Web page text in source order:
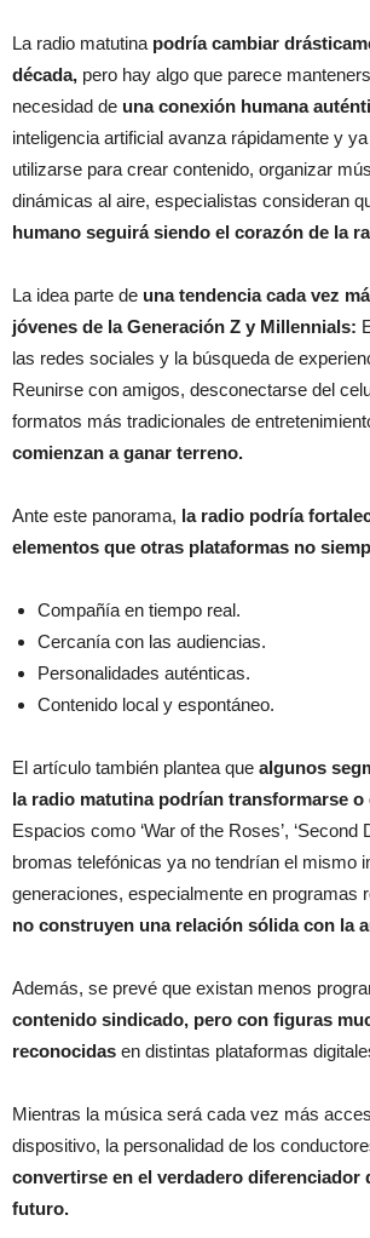
La radio matutina podría cambiar
década, pero hay algo que parece
necesidad de una conexión humana
inteligencia artificial avanza rápidamente y
utilizarse para crear contenido, organizar
dinámicas al aire, especialistas consideran
humano seguirá siendo el corazón de la
La idea parte de una tendencia cada vez
jóvenes de la Generación Z y Millennials:
las redes sociales y la búsqueda de
Reunirse con amigos, desconectarse del
formatos más tradicionales de
comienzan a ganar terreno.
Ante este panorama, la radio podría
elementos que otras plataformas no
Compañía en tiempo real.
Cercanía con las audiencias.
Personalidades auténticas.
Contenido local y espontáneo.
El artículo también plantea que algunos
la radio matutina podrían transformarse o
Espacios como ‘War of the Roses’, ‘Second
bromas telefónicas ya no tendrían el mismo
generaciones, especialmente en programas
no construyen una relación sólida con la
Además, se prevé que existan menos
contenido sindicado, pero con figuras
reconocidas en distintas plataformas
Mientras la música será cada vez más
dispositivo, la personalidad de los
convertirse en el verdadero diferenciador
futuro.